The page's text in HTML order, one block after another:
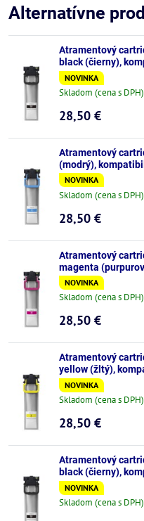
Alternatívne
Atramentový
black (čierny),
NOVINKA
Skladom (cena s DPH)
28,50 €
Atramentový
(modrý),
NOVINKA
Skladom (cena s DPH)
28,50 €
Atramentový
magenta
NOVINKA
Skladom (cena s DPH)
28,50 €
Atramentový
yellow (žltý),
NOVINKA
Skladom (cena s DPH)
28,50 €
Atramentový
black (čierny),
NOVINKA
Skladom (cena s DPH)